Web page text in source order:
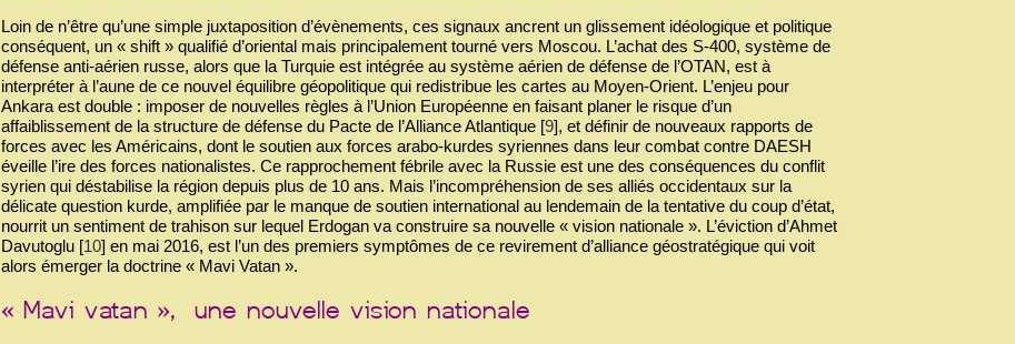
Loin de n’être qu’une simple juxtaposition d’évènements, ces signaux ancrent un glissement idéologique et politique
conséquent, un « shift » qualifié d’oriental mais principalement tourné vers Moscou. L’achat des S-400, système de
défense anti-aérien russe, alors que la Turquie est intégrée au système aérien de défense de l’OTAN, est à
interpréter à l’aune de ce nouvel équilibre géopolitique qui redistribue les cartes au Moyen-Orient. L’enjeu pour
Ankara est double : imposer de nouvelles règles à l’Union Européenne en faisant planer le risque d’un
affaiblissement de la structure de défense du Pacte de l’Alliance Atlantique [9], et définir de nouveaux rapports de
forces avec les Américains, dont le soutien aux forces arabo-kurdes syriennes dans leur combat contre DAESH
éveille l’ire des forces nationalistes. Ce rapprochement fébrile avec la Russie est une des conséquences du conflit
syrien qui déstabilise la région depuis plus de 10 ans. Mais l’incompréhension de ses alliés occidentaux sur la
délicate question kurde, amplifiée par le manque de soutien international au lendemain de la tentative du coup d’état,
nourrit un sentiment de trahison sur lequel Erdogan va construire sa nouvelle « vision nationale ». L’éviction d’Ahmet
Davutoglu [10] en mai 2016, est l’un des premiers symptômes de ce revirement d’alliance géostratégique qui voit
alors émerger la doctrine « Mavi Vatan ».